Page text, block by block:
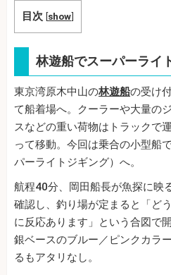
目次 [show]
林遊船でスーパーライ
東京湾原木中山の林遊船の受け
て船着場へ。クーラーや大量の
スなどの重い荷物はトラックで
って移動。今回は乗合の小型船
パーライトジギング）へ。
航程40分、岡田船長が魚探に映
確認し、釣り場が定まると「ど
に反応あります」という合図で
銀ベースのブルー／ピンクカラ
るもアタリなし。